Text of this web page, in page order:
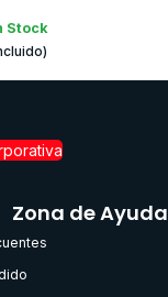
Stock
Zona de Ayuda